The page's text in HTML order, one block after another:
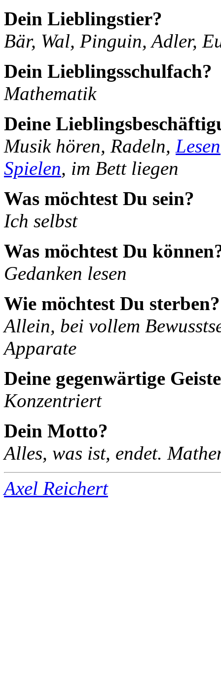
Dein Lieblingstier?
Bär, Wal, Pinguin, Adler,
Dein Lieblingsschulfach?
Mathematik
Deine
Musik hören, Radeln, Lesen
Spielen, im Bett liegen
Was möchtest Du sein?
Ich selbst
Was möchtest Du
Gedanken lesen
Wie möchtest Du sterben?
Allein, bei vollem
Apparate
Deine gegenwärtige
Konzentriert
Dein Motto?
Alles, was ist, endet.
Axel Reichert